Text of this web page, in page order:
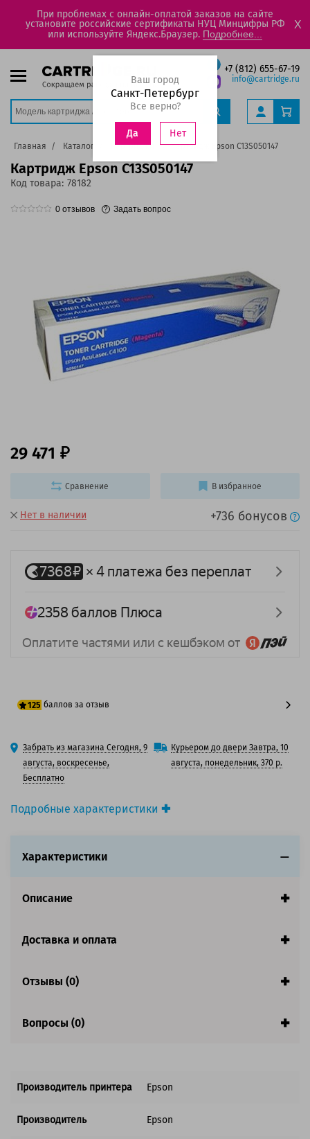
При проблемах с онлайн-оплатой заказов на сайте
установите российские сертификаты НУЦ Минцифры РФ
или используйте Яндекс.Браузер. Подробнее...
X
+7 (812) 655-67-19
info@cartridge.ru
Ваш город
Санкт-Петербург
Все верно?
Да Нет
Главная Каталог Картриджи Картридж Epson C13S050147
Картридж Epson C13S050147
Код товара: 78182
0 отзывов Задать вопрос
Подробные характеристики
Вид товара:Картридж лазерный
Ресурс:8 000 страниц формата А4 при 5%
Совместим с аппаратами
Нет в наличии +736 бонусов
29 471
125 баллов за отзыв
100 баллов
125 баллов
Забрать из магазина Сегодня, 9
августа, воскресенье,
Бесплатно
Курьером до двери Завтра, 10
августа, понедельник, 370 р.
Сравнение В избранное
Характеристики
Описание
Доставка и оплата
Отзывы (0)
Вопросы (0)
Производитель принтера Epson
Производитель Epson